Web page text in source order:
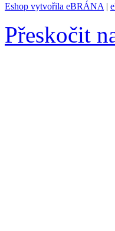
Eshop vytvořila eBRÁNA |
Přeskočit